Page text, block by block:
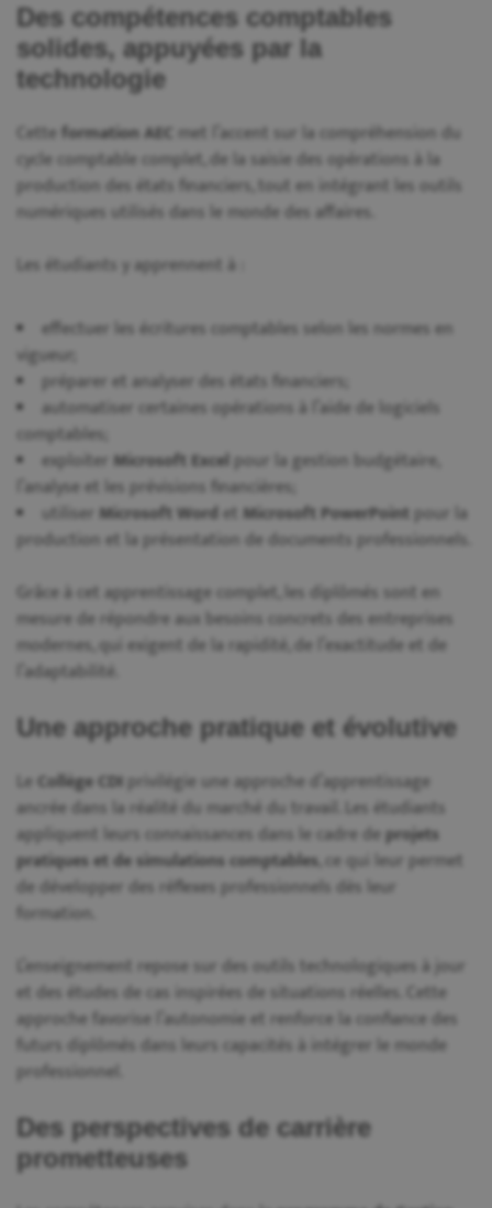
Des compétences comptables
solides, appuyées par la
technologie
Cette formation AEC met l’accent sur la compréhension du
cycle comptable complet, de la saisie des opérations à la
production des états financiers, tout en intégrant les outils
numériques utilisés dans le monde des affaires.
Les étudiants y apprennent à :
effectuer les écritures comptables selon les normes en
vigueur;
préparer et analyser des états financiers;
automatiser certaines opérations à l’aide de logiciels
comptables;
exploiter Microsoft Excel pour la gestion budgétaire,
l’analyse et les prévisions financières;
utiliser Microsoft Word et Microsoft PowerPoint pour la
production et la présentation de documents professionnels.
Grâce à cet apprentissage complet, les diplômés sont en
mesure de répondre aux besoins concrets des entreprises
modernes, qui exigent de la rapidité, de l’exactitude et de
l’adaptabilité.
Une approche pratique et évolutive
Le Collège CDIprivilégie une approche d’apprentissage
ancrée dans la réalité du marché du travail. Les étudiants
appliquent leurs connaissances dans le cadre de projets
pratiques et de simulations comptables , ce qui leur permet
de développer des réflexes professionnels dès leur
formation.
L’enseignement repose sur des outils technologiques à jour
et des études de cas inspirées de situations réelles. Cette
approche favorise l’autonomie et renforce la confiance des
futurs diplômés dans leurs capacités à intégrer le monde
professionnel.
Des perspectives de carrière
prometteuses